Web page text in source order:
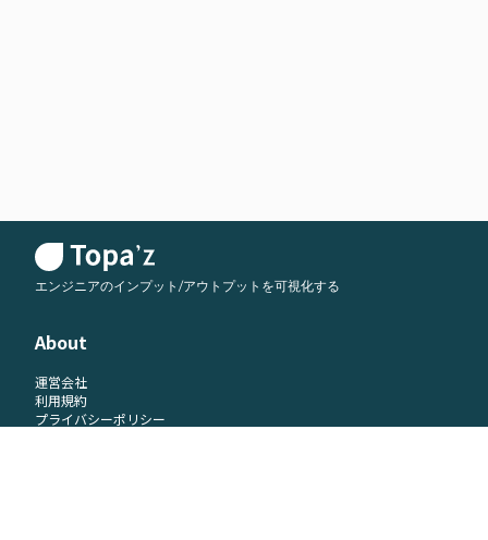
エンジニアのインプット/アウトプットを可視化する
About
運営会社
利用規約
プライバシーポリシー